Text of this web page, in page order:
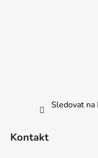
Sledovat na
Kontakt